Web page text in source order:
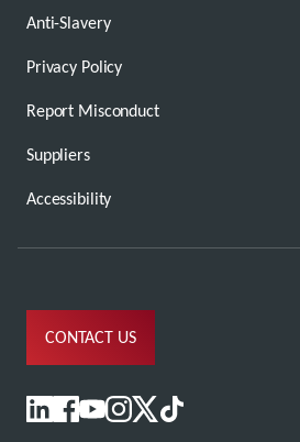
Anti-Slavery
Privacy Policy
Report Misconduct
Suppliers
Accessibility
CONTACT US